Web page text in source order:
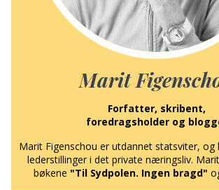
Marit
Forfatter, skribent,
foredragsholder og
Marit Figenschou er utdannet statsviter, og
lederstillinger i det private næringsliv.
bøkene "Til Sydpolen. Ingen bragd"